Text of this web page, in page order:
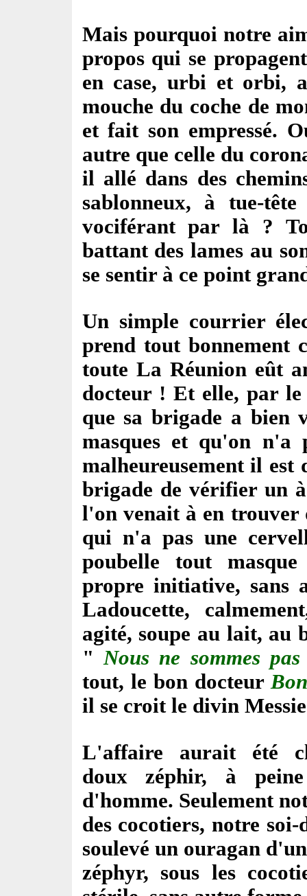
Mais pourquoi notre
propos qui se
en case, urbi et orbi,
mouche du coche de
et fait son empressé.
autre que celle du
il allé dans des
sablonneux, à tue-
vociférant par là ?
battant des lames au
se sentir à ce point
Un simple courrier
prend tout bonnement
toute La Réunion eût
docteur ! Et elle, par
que sa brigade a bien
masques et qu'on n'a
malheureusement il
brigade de vérifier un
l'on venait à en trouver
qui n'a pas une
poubelle tout
propre initiative, sans
Ladoucette,
agité, soupe au lait, au
"Nous ne sommes
tout, le bon docteur
il se croit le divin
L'affaire aurait été
doux zéphir, à
d'homme. Seulement
des cocotiers, notre
soulevé un ouragan
zéphyr, sous les